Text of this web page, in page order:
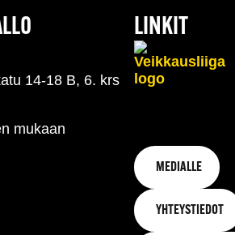
14-18 B, 6. krs
mukaan
LINKIT
MEDIALLE
YHTEYSTIEDOT